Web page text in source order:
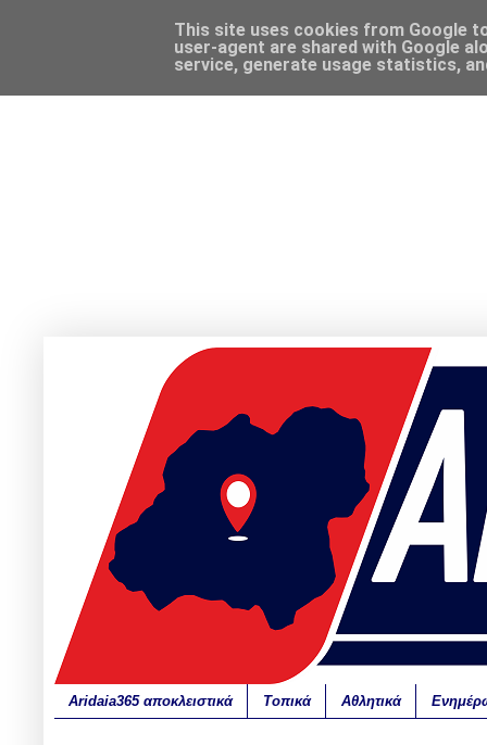
Aridaia365 αποκλειστικά Τοπικά Αθλητικά
This site uses cookies from Google
user-agent are shared with Google
service, generate usage statistics,